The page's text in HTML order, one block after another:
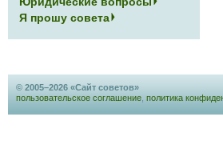
Я прошу совета
© 2005–2026 «Сайт советов»
пользовательское соглашение политика